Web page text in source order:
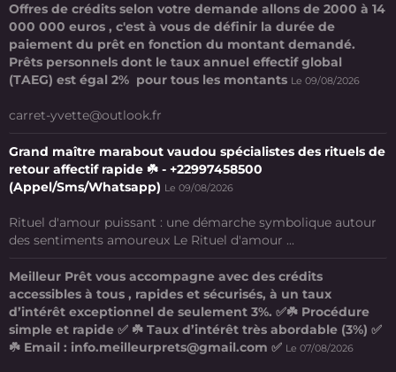
Offres de crédits selon votre demande allons de 2000 à 14
000 000 euros , c'est à vous de définir la durée de
paiement du prêt en fonction du montant demandé.
Prêts personnels dont le taux annuel effectif global
(TAEG) est égal 2% pour tous les montants Le 09/08/2026
carret-yvette@outlook.fr
Grand maître marabout vaudou spécialistes des rituels de
retour affectif rapide ☘️ - +22997458500
(Appel/Sms/Whatsapp) Le 09/08/2026
Rituel d'amour puissant : une démarche symbolique autour
des sentiments amoureux Le Rituel d'amour ...
Meilleur Prêt vous accompagne avec des crédits
accessibles à tous , rapides et sécurisés, à un taux
d’intérêt exceptionnel de seulement 3%. ✅☘️ Procédure
simple et rapide ✅ ☘️ Taux d’intérêt très abordable (3%) ✅
☘️ Email : info.meilleurprets@gmail.com ✅ Le 07/08/2026